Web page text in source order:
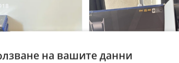
на вашите данни